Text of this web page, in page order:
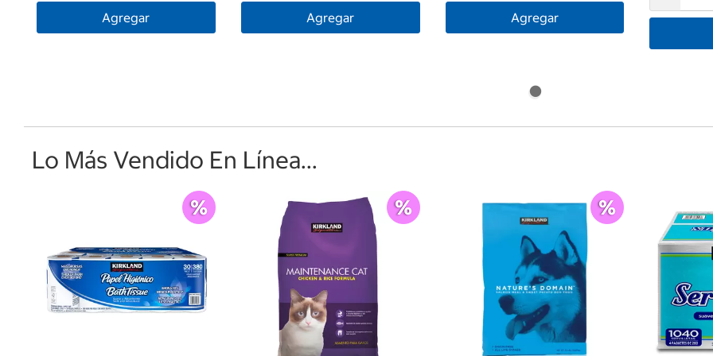
Agregar Agregar Agregar
Lo Más Vendido En Línea...